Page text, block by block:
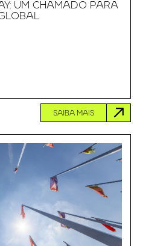
UM CHAMADO PARA
SAIBA MAIS